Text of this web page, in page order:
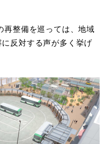
再整備を巡っては、地域
反対する声が多く挙げ